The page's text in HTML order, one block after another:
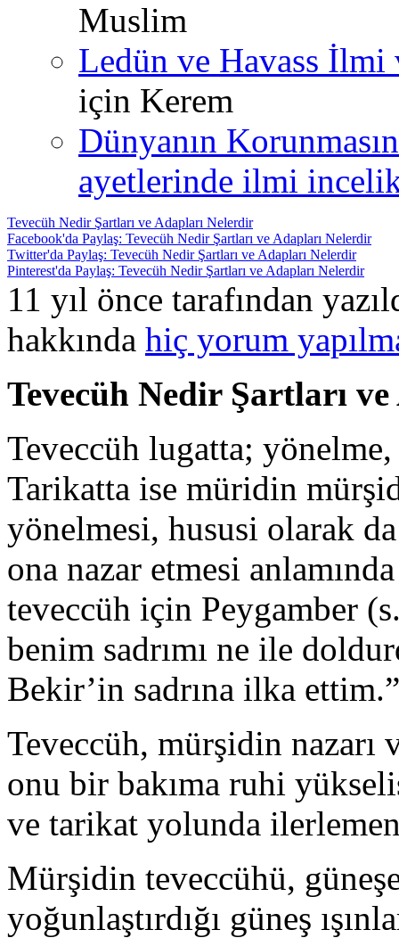
Muslim
Ledün ve Havass İlmi
için Kerem
Dünyanın
ayetlerinde ilmi
Tevecüh Nedir Şartları ve Adapları Nelerdir
Facebook'da Paylaş: Tevecüh Nedir Şartları ve Adapları Nelerdir
Twitter'da Paylaş: Tevecüh Nedir Şartları ve Adapları Nelerdir
Pinterest'da Paylaş: Tevecüh Nedir Şartları ve Adapları Nelerdir
11 yıl önce tarafından
hakkında hiç yorum
Tevecüh Nedir Şartları
Teveccüh lugatta;
Tarikatta ise müridin
yönelmesi, hususi olarak
ona nazar etmesi
teveccüh için Peygamber
benim sadrımı ne ile
Bekir’in sadrına ilka
Teveccüh, mürşidin
onu bir bakıma ruhi
ve tarikat yolunda
Mürşidin teveccühü,
yoğunlaştırdığı güneş